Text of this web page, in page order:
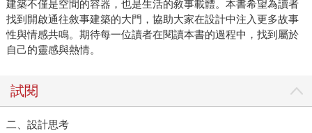
建築不僅是空間的容器，也是生活的敘事載體。本書希望為讀者
找到開啟通往敘事建築的大門，協助大家在設計中注入更多故事
性與情感共鳴。期待每一位讀者在閱讀本書的過程中，找到屬於
自己的靈感與熱情。
試閱
二、設計思考